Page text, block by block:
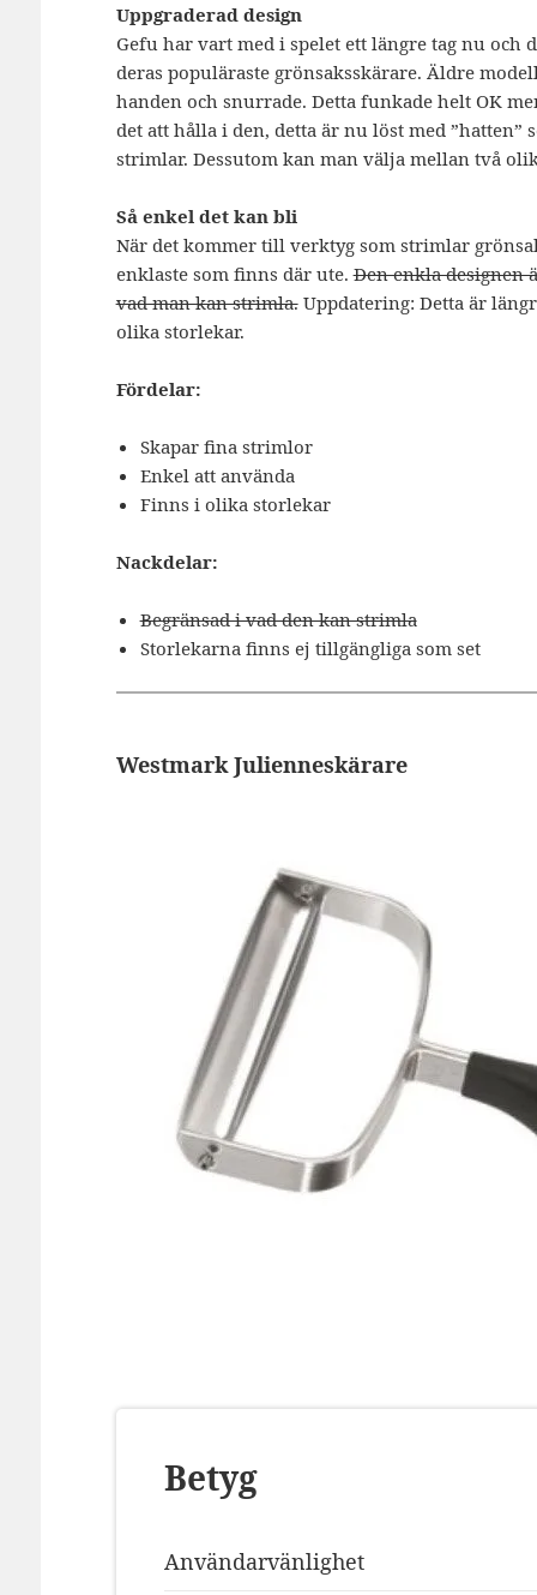
Uppgraderad design
Gefu har vart med i spelet ett längre tag nu och
deras populäraste grönsaksskärare. Äldre
handen och snurrade. Detta funkade helt OK
det att hålla i den, detta är nu löst med ”hatten”
strimlar. Dessutom kan man välja mellan två
Så enkel det kan bli
När det kommer till verktyg som strimlar
enklaste som finns där ute.Den enkla designen
vad man kan strimla.Uppdatering: Detta är
olika storlekar.
Fördelar:
Skapar fina strimlor
Enkel att använda
Finns i olika storlekar
Nackdelar:
Begränsad i vad den kan strimla
Storlekarna finns ej tillgängliga som set
Westmark Julienneskärare
Betyg
Användarvänlighet